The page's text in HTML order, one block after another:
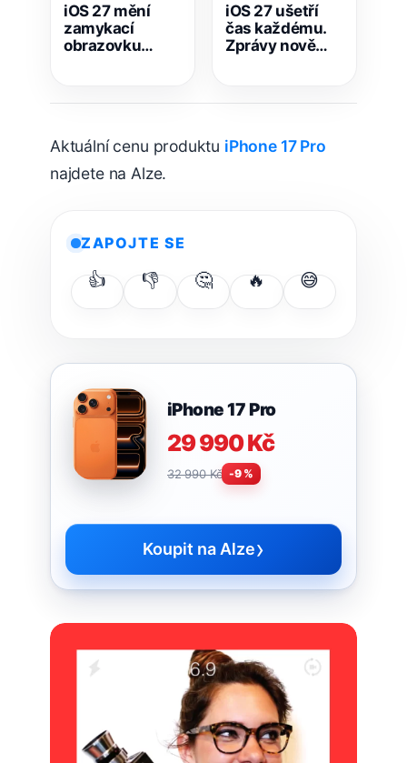
iOS 27 mění
zamykací
obrazovku
posunutí hodin
iOS 27 ušetří
čas každému.
Zprávy nově
Aktuální cenu produktu iPhone 17 Pro
najdete na Alze.
ZAPOJTE SE
👍 👎 🤔 🔥 😅
iPhone 17 Pro
29 990 Kč
32 990 Kč -9 %
Koupit na Alze›